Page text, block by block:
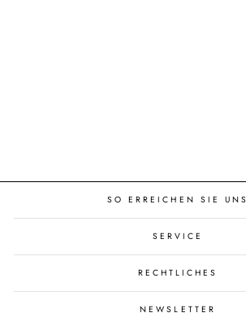
SO ERREICHEN SIE UNS
SERVICE
RECHTLICHES
NEWSLETTER